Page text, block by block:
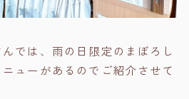
んでは、雨の日限定のまぼろし
ューがあるのでご紹介させて